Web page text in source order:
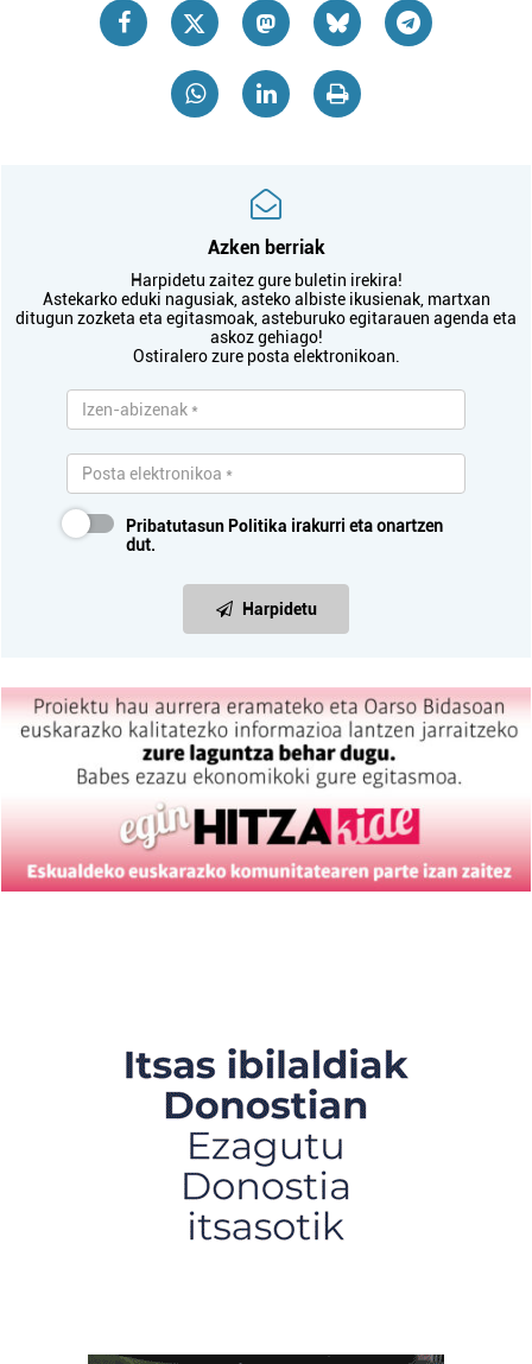
Azken berriak
Harpidetu zaitez gure buletin irekira!
Astekarko eduki nagusiak, asteko albiste ikusienak, martxan
ditugun zozketa eta egitasmoak, asteburuko egitarauen agenda eta
askoz gehiago!
Ostiralero zure posta elektronikoan.
Pribatutasun Politika irakurri eta onartzen
dut.
Harpidetu